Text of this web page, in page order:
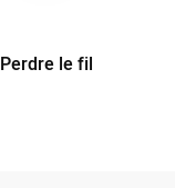
Perdre le fil